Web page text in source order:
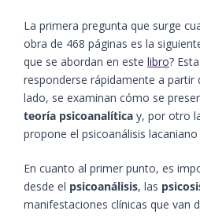
La primera pregunta que surge
obra de 468 páginas es la
que se abordan en este libro?
responderse rápidamente a
lado, se examinan cómo se
teoría psicoanalítica y, por otro
propone el psicoanálisis
En cuanto al primer punto, es
desde el psicoanálisis, las
manifestaciones clínicas que van